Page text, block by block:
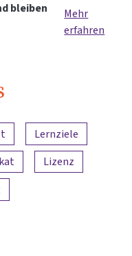
bleiben
Mehr
erfahren
Lernziele
Lizenz